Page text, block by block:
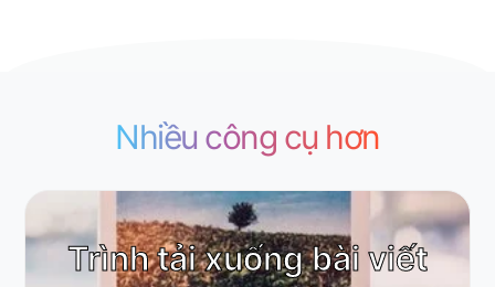
Nhiều công cụ hơn
Trình tải xuống bài viết